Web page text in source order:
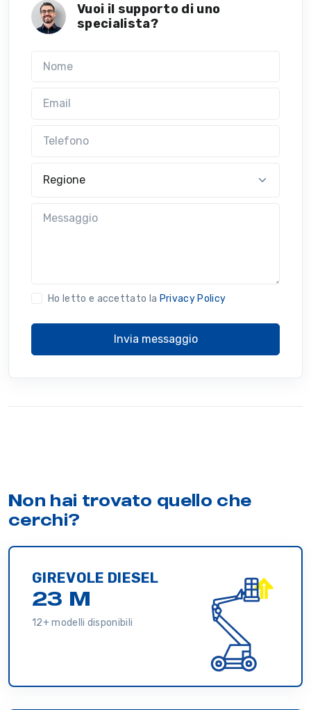
Vuoi il supporto di uno
specialista?
Ho letto e accettato la Privacy Policy
Invia messaggio
Non hai trovato quello che
cerchi?
GIREVOLE DIESEL
23 M
12+ modelli disponibili